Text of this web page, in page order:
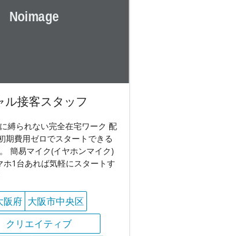
ル接客スタッフ
縛られない完全在宅ワーク 配
期費用ゼロでスタートできる
簡易マイク(イヤホンマイク)
ホ1台あれば気軽にスタートす
阪府 大阪市中央区
クリエイティブ